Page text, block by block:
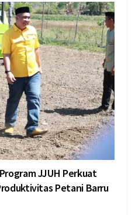
JJUH Perkuat
Petani Barru